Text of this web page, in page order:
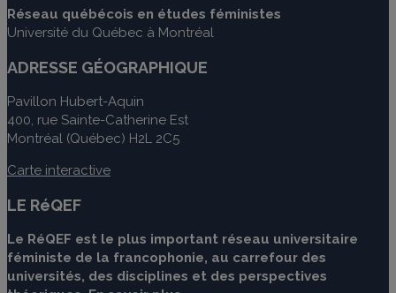
Réseau québécois en études féministes
Université du Québec à Montréal
ADRESSE GÉOGRAPHIQUE
Pavillon Hubert-Aquin
400, rue Sainte-Catherine Est
Montréal (Québec) H2L 2C5
Carte interactive
LE RéQEF
Le RéQEF est le plus important réseau universitaire
féministe de la francophonie, au carrefour des
universités, des disciplines et des perspectives